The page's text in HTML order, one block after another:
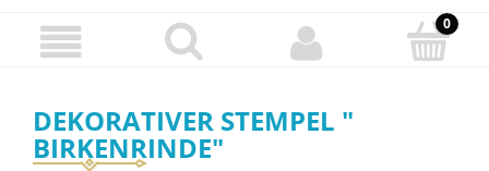
DEKORATIVER STEMPEL "
BIRKENRINDE"